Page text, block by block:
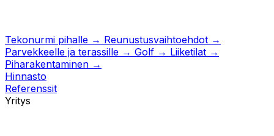
Tekonurmi pihalle → Reunustusvaihtoehdot →
Parvekkeelle ja terassille → Golf → Liiketilat →
Piharakentaminen →
Hinnasto
Referenssit
Yritys